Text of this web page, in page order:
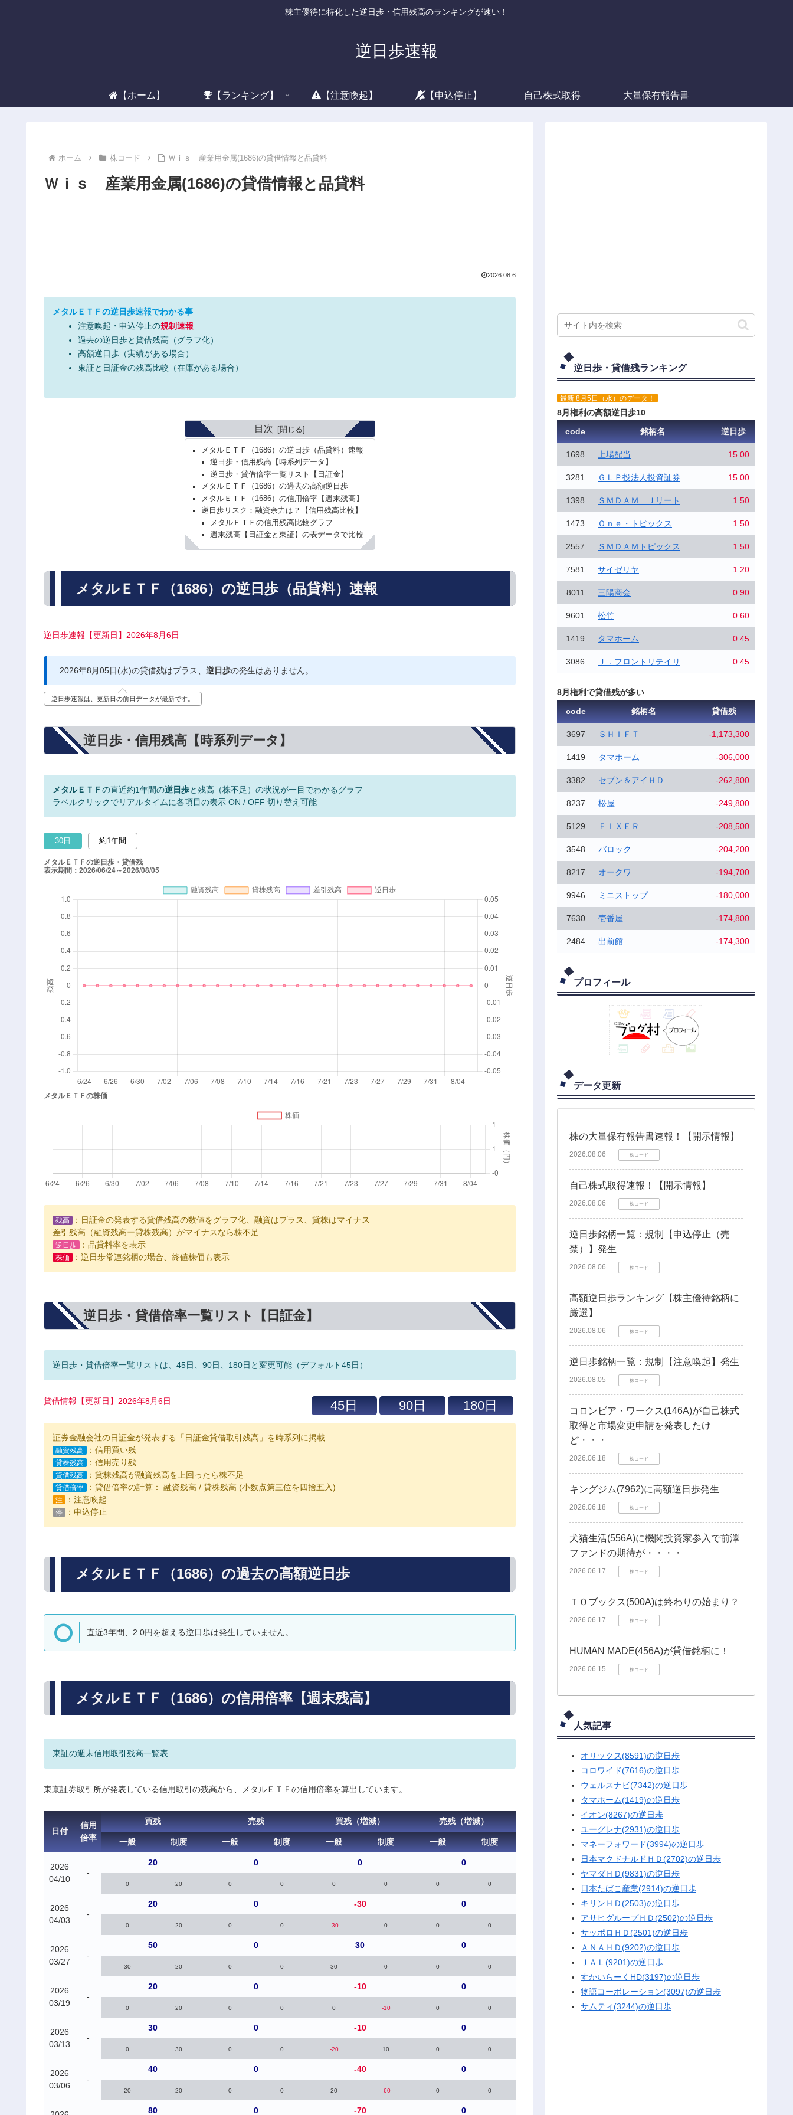
株主優待に特化した逆日歩・信用残高のランキングが速い！
逆日歩速報
【ホーム】 【ランキング】 【注意喚起】 【申込停止】 自己株式取得 大量保有報告書
ホーム 株コード Ｗｉｓ 産業用金属(1686)の貸借情報と品貸料
Ｗｉｓ 産業用金属(1686)の貸借情報と品貸料
2026.08.6
メタルＥＴＦの逆日歩速報でわかる事
注意喚起・申込停止の規制速報
過去の逆日歩と貸借残高（グラフ化）
高額逆日歩（実績がある場合）
東証と日証金の残高比較（在庫がある場合）
目次
メタルＥＴＦ（1686）の逆日歩（品貸料）速報
逆日歩・信用残高【時系列データ】
逆日歩・貸借倍率一覧リスト【日証金】
メタルＥＴＦ（1686）の過去の高額逆日歩
メタルＥＴＦ（1686）の信用倍率【週末残高】
逆日歩リスク：融資余力は？【信用残高比較】
メタルＥＴＦの信用残高比較グラフ
週末残高【日証金と東証】の表データで比較
メタルＥＴＦ（1686）の逆日歩（品貸料）速報
逆日歩速報【更新日】2026年8月6日
2026年8月05日(水)の貸借残はプラス、 逆日歩の発生はありません。
逆日歩速報は、更新日の前日データが最新です。
逆日歩・信用残高【時系列データ】
メタルＥＴＦの直近約1年間の逆日歩と残高（株不足）の状況が一目でわかるグラフ
ラベルクリックでリアルタイムに各項目の表示 ON / OFF 切り替え可能
30日 約1年間
残高
：日証金の発表する貸借残高の数値をグラフ化、融資はプラス、貸株はマイナス
差引残高（融資残高ー貸株残高）がマイナスなら株不足
逆日歩 ：品貸料率を表示
株価 ：逆日歩常連銘柄の場合、終値株価も表示
逆日歩・貸借倍率一覧リスト【日証金】
逆日歩・貸借倍率一覧リストは、45日、90日、180日と変更可能（デフォルト45日）
貸借情報【更新日】2026年8月6日
証券金融会社の日証金が発表する「日証金貸借取引残高」を時系列に掲載
融資残高 ：信用買い残
貸株残高 ：信用売り残
貸借残高 ：貸株残高が融資残高を上回ったら株不足
貸借倍率 ：貸借倍率の計算： 融資残高 / 貸株残高 (小数点第三位を四捨五入)
注 ：注意喚起
停 ：申込停止
メタルＥＴＦ（1686）の過去の高額逆日歩
直近3年間、2.0円を超える逆日歩は発生していません。
メタルＥＴＦ（1686）の信用倍率【週末残高】
東証の週末信用取引残高一覧表
東京証券取引所が発表している信用取引の残高から、メタルＥＴＦの信用倍率を算出しています。
日付
信用
倍率
買残 売残 買残（増減） 売残（増減）
一般 制度 一般 制度 一般 制度 一般 制度
2026
04/10
-
20 0 0 0
0 20 0 0 0 0 0 0
2026
04/03
-
20 0 -30 0
0 20 0 0 -30 0 0 0
2026
03/27
-
50 0 30 0
30 20 0 0 30 0 0 0
2026
03/19
-
20 0 -10 0
0 20 0 0 0 -10 0 0
2026
03/13
-
30 0 -10 0
0 30 0 0 -20 10 0 0
2026
03/06
-
40 0 -40 0
20 20 0 0 20 -60 0 0
80 0 -70 0
逆日歩・貸借残ランキング
最新 8月5日（水）のデータ！
8月権利の高額逆日歩10
code
銘柄名 逆日歩
1698 上場配当 15.00
3281 ＧＬＰ投法人投資証券 15.00
1398 ＳＭＤＡＭ Ｊリート 1.50
1473 Ｏｎｅ・トピックス 1.50
2557 ＳＭＤＡＭトピックス 1.50
7581 サイゼリヤ 1.20
8011 三陽商会 0.90
9601 松竹 0.60
1419 タマホーム 0.45
3086 Ｊ．フロントリテイリ 0.45
8月権利で貸借残が多い
code
銘柄名 貸借残
3697 ＳＨＩＦＴ -1,173,300
1419 タマホーム -306,000
3382 セブン＆アイＨＤ -262,800
8237 松屋 -249,800
5129 ＦＩＸＥＲ -208,500
3548 バロック -204,200
8217 オークワ -194,700
9946 ミニストップ -180,000
7630 壱番屋 -174,800
2484 出前館 -174,300
プロフィール
データ更新
株の大量保有報告書速報！【開示情報】
2026.08.06 株コード
自己株式取得速報！【開示情報】
2026.08.06 株コード
逆日歩銘柄一覧：規制【申込停止（売
禁）】発生
2026.08.06 株コード
高額逆日歩ランキング【株主優待銘柄に
厳選】
2026.08.06 株コード
逆日歩銘柄一覧：規制【注意喚起】発生
2026.08.05 株コード
コロンビア・ワークス(146A)が自己株式
取得と市場変更申請を発表したけ
ど・・・
2026.06.18 株コード
キングジム(7962)に高額逆日歩発生
2026.06.18 株コード
犬猫生活(556A)に機関投資家参入で前澤
ファンドの期待が・・・・
2026.06.17 株コード
ＴＯブックス(500A)は終わりの始まり？
2026.06.17 株コード
HUMAN MADE(456A)が貸借銘柄に！
2026.06.15 株コード
人気記事
オリックス(8591)の逆日歩
コロワイド(7616)の逆日歩
ウェルスナビ(7342)の逆日歩
タマホーム(1419)の逆日歩
イオン(8267)の逆日歩
ユーグレナ(2931)の逆日歩
マネーフォワード(3994)の逆日歩
日本マクドナルドＨＤ(2702)の逆日歩
ヤマダＨＤ(9831)の逆日歩
日本たばこ産業(2914)の逆日歩
キリンＨＤ(2503)の逆日歩
アサヒグループＨＤ(2502)の逆日歩
サッポロＨＤ(2501)の逆日歩
ＡＮＡＨＤ(9202)の逆日歩
ＪＡＬ(9201)の逆日歩
すかいらーくHD(3197)の逆日歩
物語コーポレーション(3097)の逆日歩
サムティ(3244)の逆日歩